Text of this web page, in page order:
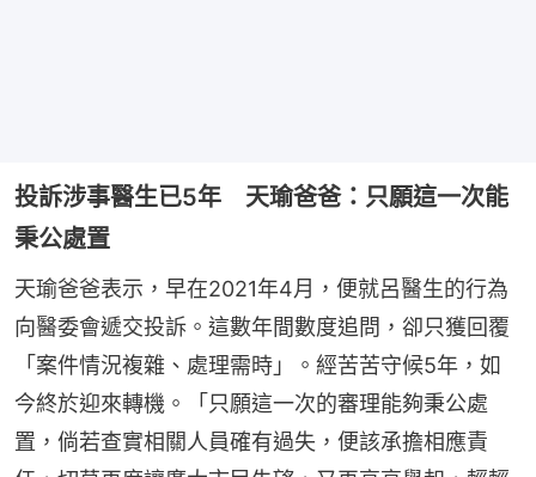
投訴涉事醫生已5年 天瑜爸爸：只願這一次能
秉公處置
天瑜爸爸表示，早在2021年4月，便就呂醫生的行為
向醫委會遞交投訴。這數年間數度追問，卻只獲回覆
「案件情況複雜、處理需時」。經苦苦守候5年，如
今終於迎來轉機。「只願這一次的審理能夠秉公處
置，倘若查實相關人員確有過失，便該承擔相應責